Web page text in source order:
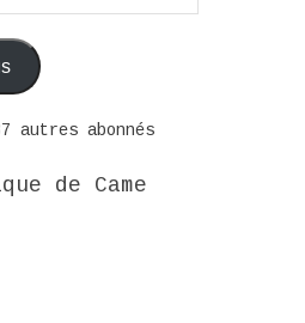
autres abonnés
de Came